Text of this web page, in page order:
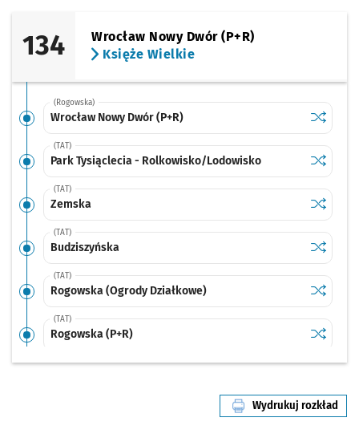
134
Wrocław Nowy Dwór (P+R)
Księże Wielkie
(Rogowska)
Wrocław Nowy Dwór (P+R) Sprawdź
Wrocław
(TAT)
Park Tysiąclecia - Rolkowisko/Lodowisko Sprawdź
Park
(TAT)
Zemska Sprawdź
Zemska
(TAT)
Budziszyńska Sprawdź
(TAT)
Rogowska (Ogrody Działkowe) Sprawdź
(TAT)
Rogowska (P+R) Sprawdź
(TAT)
Sprawdź
Wydrukuj rozkład
linii nr 134